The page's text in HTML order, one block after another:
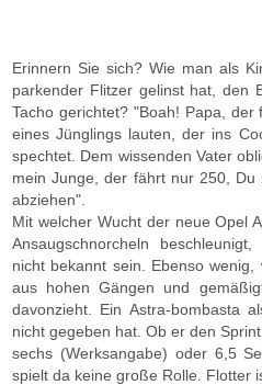
Erinnern Sie sich? Wie man als
parkender Flitzer gelinst hat, den
Tacho gerichtet? "Boah! Papa,
eines Jünglings lauten, der ins
spechtet. Dem wissenden Vater
mein Junge, der fährt nur 250,
abziehen".
Mit welcher Wucht der neue Opel
Ansaugschnorcheln
nicht bekannt sein. Ebenso
aus hohen Gängen und
davonzieht. Ein Astra-bombasta
nicht gegeben hat. Ob er den
sechs (Werksangabe) oder 6,5
spielt da keine große Rolle. Flotter